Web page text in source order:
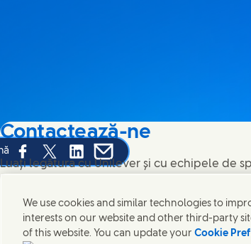
Share this page on Facebook
Share this page on X
Share this page on Linked In
Share this page on E-mail
Contactează-ne
Luați legătura cu Unilever și cu echipele de
Contactează-ne
We use cookies and similar technologies to
interests on our website and other third-party
of this website. You can update your Cookie